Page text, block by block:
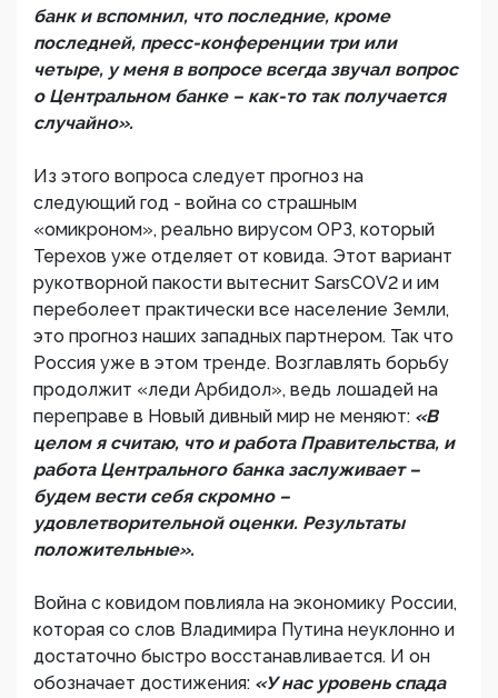
банк и вспомнил, что последние, кроме
последней, пресс-конференции три или
четыре, у меня в вопросе всегда звучал вопрос
о Центральном банке – как-то так получается
случайно».
Из этого вопроса следует прогноз на
следующий год - война со страшным
«омикроном», реально вирусом ОРЗ, который
Терехов уже отделяет от ковида. Этот вариант
рукотворной пакости вытеснит SarsCOV2 и им
переболеет практически все население Земли,
это прогноз наших западных партнером. Так что
Россия уже в этом тренде. Возглавлять борьбу
продолжит «леди Арбидол», ведь лошадей на
переправе в Новый дивный мир не меняют: «В
целом я считаю, что и работа Правительства, и
работа Центрального банка заслуживает –
будем вести себя скромно –
удовлетворительной оценки. Результаты
положительные».
Война с ковидом повлияла на экономику России,
которая со слов Владимира Путина неуклонно и
достаточно быстро восстанавливается. И он
обозначает достижения: «У нас уровень спада